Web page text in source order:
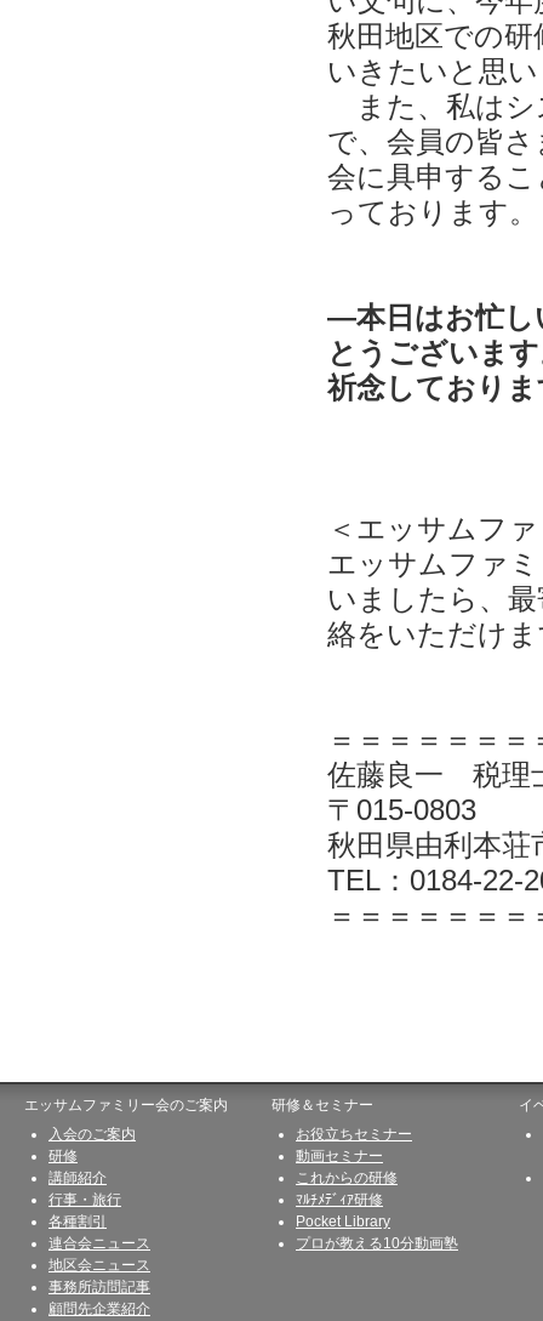
秋田地区での
いきたいと思
また、私はシ
で、会員の皆
会に具申する
っております。
―本日はお忙し
とうございま
祈念しており
＜エッサムフ
エッサムファ
いましたら、
絡をいただけ
＝＝＝＝＝＝
佐藤良一 税理
〒 015-0803
秋田県由利本荘
TEL： 0184-22-
＝＝＝＝＝＝
エッサムファミリー会のご案内
入会のご案内
研修
講師紹介
行事・旅行
各種割引
連合会ニュース
地区会ニュース
事務所訪問記事
顧問先企業紹介
研修＆セミナー
お役立ちセミナー
動画セミナー
これからの研修
ﾏﾙﾁﾒﾃﾞｨｱ研修
Pocket Library
プロが教える10分動画塾
イ